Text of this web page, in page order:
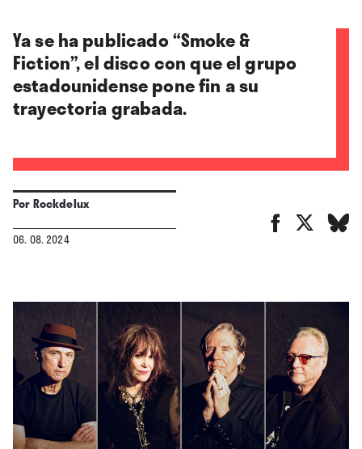
Ya se ha publicado “Smoke &
Fiction”, el disco con que el grupo
estadounidense pone fin a su
trayectoria grabada.
PorRockdelux
06. 08. 2024